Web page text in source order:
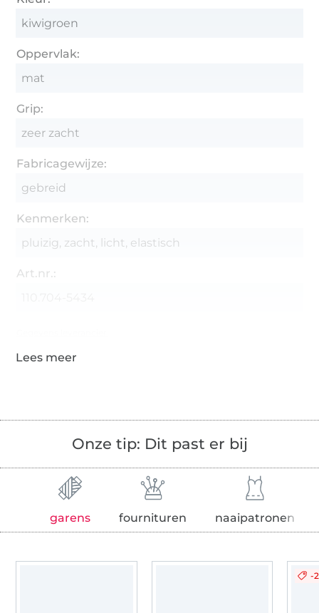
kiwigroen
Oppervlak:
mat
Grip:
zeer zacht
Fabricagewijze:
gebreid
Kenmerken:
pluizig, zacht, licht, elastisch
Art.nr.:
Onze tip: Dit past er bij
garens fournituren naaipatronen
-